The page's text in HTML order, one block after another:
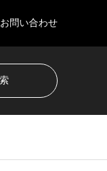
お問い合わせ